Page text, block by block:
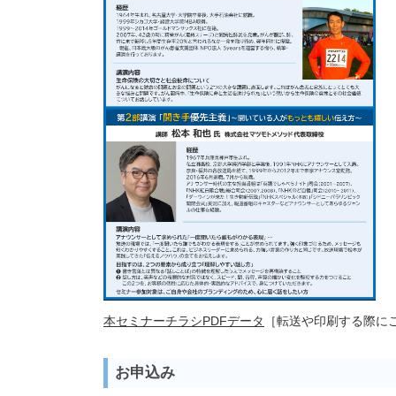
本セミナーチラシPDFデータ ［転送や印刷する際に
お申込み